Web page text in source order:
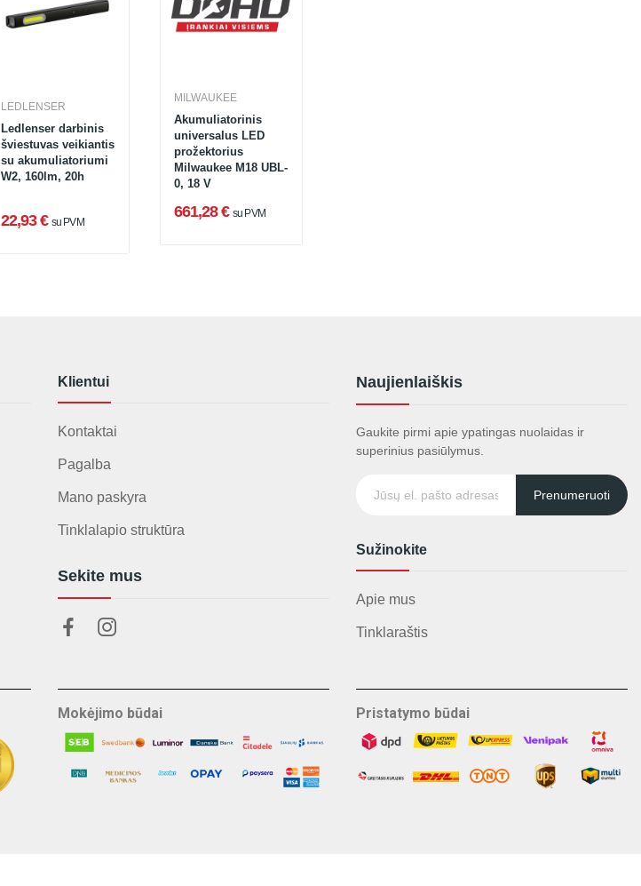
LEDLENSER
Ledlenser darbinis
šviestuvas veikiantis
su akumuliatoriumi
W2, 160lm, 20h
22,93 € su PVM
MILWAUKEE
Akumuliatorinis
universalus LED
prožektorius
Milwaukee M18 UBL-
0, 18 V
661,28 € su PVM
Klientui
Kontaktai
Pagalba
Mano paskyra
Tinklalapio struktūra
Sekite mus
Naujienlaiškis
Gaukite pirmi apie ypatingas nuolaidas ir
superinius pasiūlymus.
Prenumeruoti
Sužinokite
Apie mus
Tinklaraštis
Mokėjimo būdai Pristatymo būdai